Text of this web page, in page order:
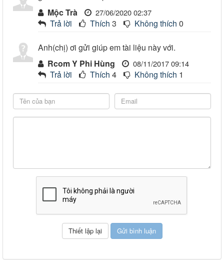
Mộc Trà
27/06/2020 02:37
Trả lời Thích 3 Không thích 0
Anh(chị) ơi gửi giúp em tài liệu này với.
Rcom Y Phi Hùng
08/11/2017 09:14
Trả lời Thích 4 Không thích 1